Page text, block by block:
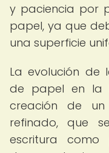
y paciencia por
papel, ya que
una superficie
La evolución de
de papel en la
creación de
refinado, que
escritura